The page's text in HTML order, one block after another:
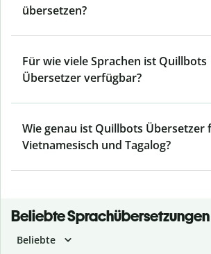
übersetzen?
Für wie viele Sprachen ist Quillbots
Übersetzer verfügbar?
Wie genau ist Quillbots Übersetzer
Vietnamesisch und Tagalog?
Beliebte Sprachübersetzungen
Beliebte